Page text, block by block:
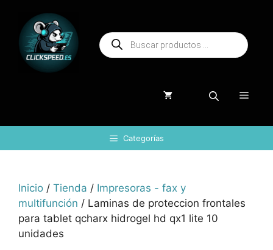
contenido
Búsqueda
de
productos
Menú
Categorías
Inicio / Tienda / Impresoras - fax y
multifunción / Laminas de proteccion frontales
para tablet qcharx hidrogel hd qx1 lite 10
unidades